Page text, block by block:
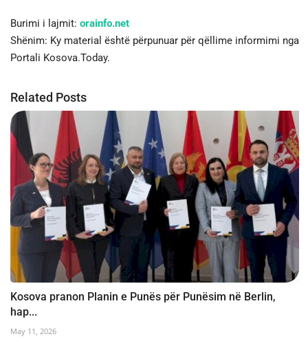
Burimi i lajmit: orainfo.net
Shënim: Ky material është përpunuar për qëllime informimi nga
Portali Kosova.Today.
Related Posts
Kosova pranon Planin e Punës për Punësim në Berlin,
hap...
May 11, 2026